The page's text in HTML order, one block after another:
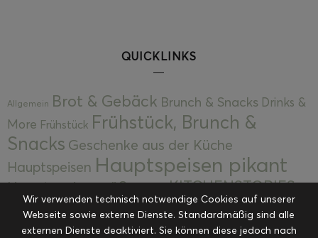
QUICKLINKS
Allgemein Brot & Gebäck Brunch & Snacks Drinks &
More Frühstück Frühstück, Brunch &
Snacks Geschenke aus der Küche
Hauptspeisen Hauptspeisen pikant
Hauptspeisen süßKekseKITCHENSTORIES
Kuchen, Torten & Desserts Kuchen und
Desserts Kulinarik Kulinarische Mitbringsel &
Wir verwenden technisch notwendige Cookies auf unserer
Webseite sowie externe Dienste. Standardmäßig sind alle
externen Dienste deaktiviert. Sie können diese jedoch nach